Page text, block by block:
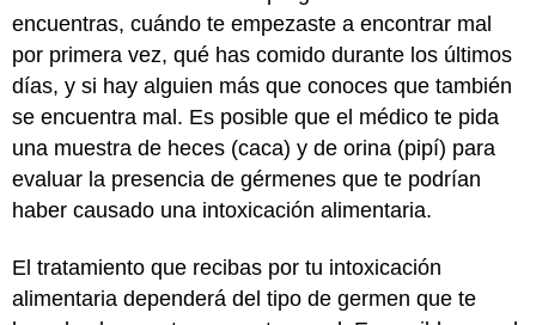
encuentras, cuándo te empezaste a encontrar mal
por primera vez, qué has comido durante los últimos
días, y si hay alguien más que conoces que también
se encuentra mal. Es posible que el médico te pida
una muestra de heces (caca) y de orina (pipí) para
evaluar la presencia de gérmenes que te podrían
haber causado una intoxicación alimentaria.
El tratamiento que recibas por tu intoxicación
alimentaria dependerá del tipo de germen que te